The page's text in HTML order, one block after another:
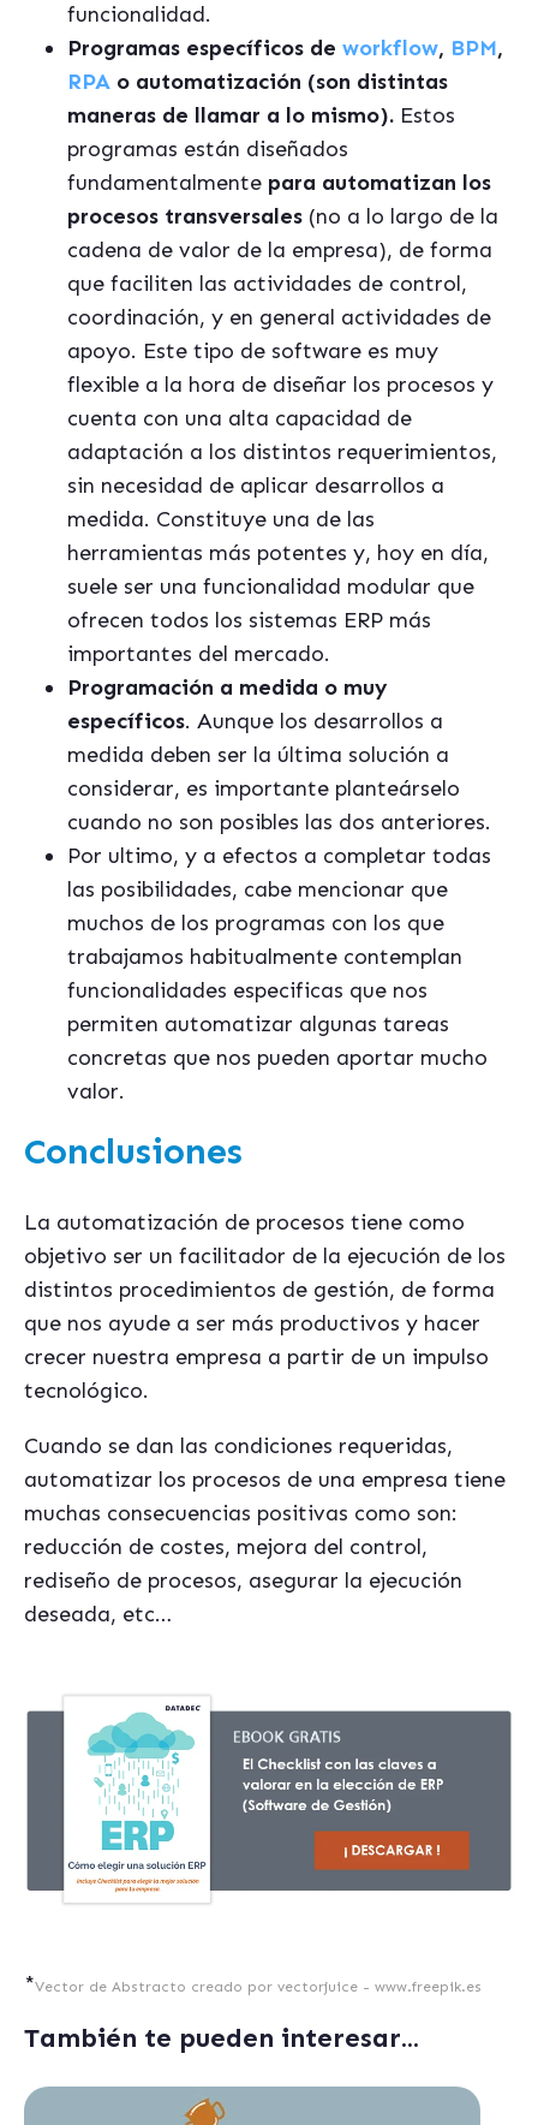
funcionalidad.
Programas específicos de workflow, BPM,
RPA o automatización (son distintas
maneras de llamar a lo mismo). Estos
programas están diseñados
fundamentalmente para automatizan los
procesos transversales (no a lo largo de la
cadena de valor de la empresa), de forma
que faciliten las actividades de control,
coordinación, y en general actividades de
apoyo. Este tipo de software es muy
flexible a la hora de diseñar los procesos y
cuenta con una alta capacidad de
adaptación a los distintos requerimientos,
sin necesidad de aplicar desarrollos a
medida. Constituye una de las
herramientas más potentes y, hoy en día,
suele ser una funcionalidad modular que
ofrecen todos los sistemas ERP más
importantes del mercado.
Programación a medida o muy
específicos. Aunque los desarrollos a
medida deben ser la última solución a
considerar, es importante planteárselo
cuando no son posibles las dos anteriores.
Por ultimo, y a efectos a completar todas
las posibilidades, cabe mencionar que
muchos de los programas con los que
trabajamos habitualmente contemplan
funcionalidades especificas que nos
permiten automatizar algunas tareas
concretas que nos pueden aportar mucho
valor.
Conclusiones
La automatización de procesos tiene como
objetivo ser un facilitador de la ejecución de los
distintos procedimientos de gestión, de forma
que nos ayude a ser más productivos y hacer
crecer nuestra empresa a partir de un impulso
tecnológico.
Cuando se dan las condiciones requeridas,
automatizar los procesos de una empresa tiene
muchas consecuencias positivas como son:
reducción de costes, mejora del control,
rediseño de procesos, asegurar la ejecución
deseada, etc…
*Vector de Abstracto creado por vectorjuice - www.freepik.es
También te pueden interesar...